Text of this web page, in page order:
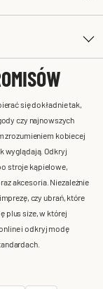
się dokładnie tak,
czy najnowszych
zrozumieniem kobiecej
wyglądają. Odkryj
stroje kąpielowe,
akcesoria. Niezależnie
czy ubrań, które
plus size, w której
i odkryj modę